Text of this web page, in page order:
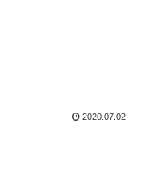
2020.07.02